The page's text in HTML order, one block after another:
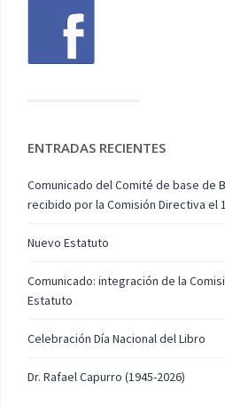
ENTRADAS RECIENTES
Comunicado del Comité de base de
recibido por la Comisión Directiva el
Nuevo Estatuto
Comunicado: integración de la
Estatuto
Celebración Día Nacional del Libro
Dr. Rafael Capurro (1945-2026)